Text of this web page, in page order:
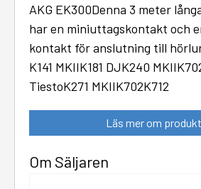
AKG EK300Denna 3 meter
har en miniuttagskontakt och
kontakt för anslutning till
K141 MKIIK181 DJK240
TiestoK271 MKIIK702K712
Läs mer om
Om Säljaren